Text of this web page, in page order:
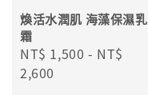
煥活水潤肌 海藻保濕乳
霜
Regular
price
NT$ 1,500 - NT$
2,600